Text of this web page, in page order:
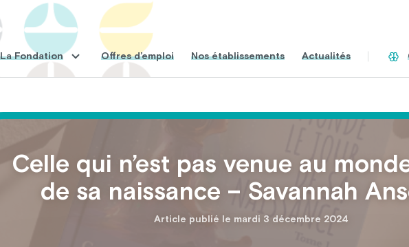
La Fondation Offres d’emploi Nos établissements Actualités
Celle qui n’est pas venue au
de sa naissance – Savannah
Article publié le mardi 3 décembre 2024